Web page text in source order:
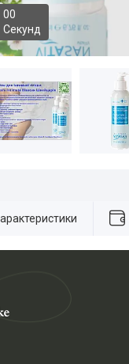
00
Секунд